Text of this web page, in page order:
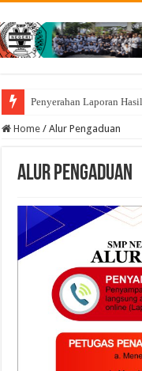
Penyerahan Laporan
Home / Alur Pengaduan
Alur Pengaduan